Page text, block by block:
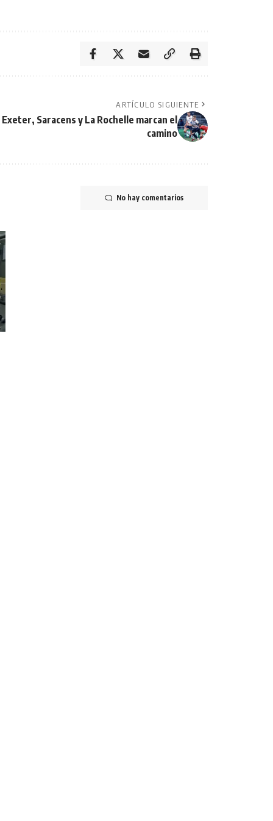
ARTÍCULO SIGUIENTE
Saracens y La Rochelle marcan el
camino
No hay comentarios